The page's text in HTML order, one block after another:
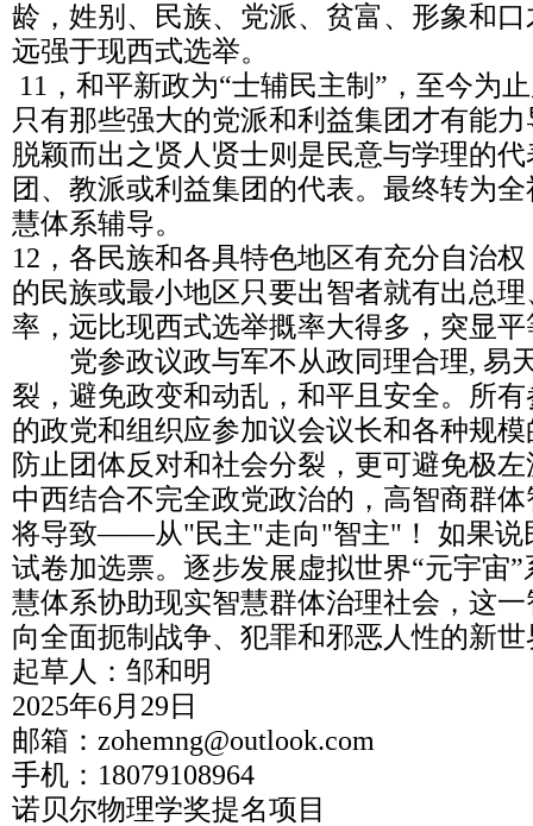
龄，姓别、民族、党派、贫富、形象和
远强于现西式选举。
11，和平新政为“士辅民主制”，至今为
只有那些强大的党派和利益集团才有能
脱颖而出之贤人贤士则是民意与学理的
团、教派或利益集团的代表。最终转为
慧体系辅导。
12，各民族和各具特色地区有充分自治
的民族或最小地区只要出智者就有出总
率，远比现西式选举摡率大得多，突显
党参政议政与军不从政同理合理, 易
裂，避免政变和动乱，和平且安全。所
的政党和组织应参加议会议长和各种规
防止团体反对和社会分裂，更可避免极
中西结合不完全政党政治的，高智商群
将导致——从"民主"走向"智主"！ 如果说
试卷加选票。逐步发展虚拟世界“元宇宙
慧体系协助现实智慧群体治理社会，这
向全面扼制战争、犯罪和邪恶人性的新世
起草人：邹和明
2025年6月29日
邮箱：zohemng@outlook.com
手机：18079108964
诺贝尔物理学奖提名项目